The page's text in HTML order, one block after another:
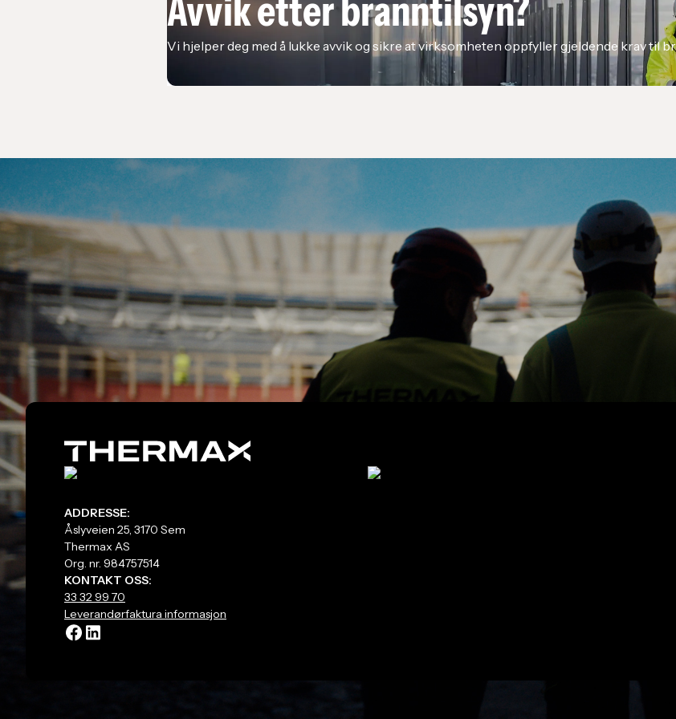
tilbudet sendes.
3. Tilbud og
Du mottar et
Etter signering
Hvorfor vi gjør
Hver ordre
leveringstider
signerer.
Avvik etter branntilsyn?
Vi hjelper deg med å lukke avvik og sikre at virksomheten oppfyller gjeldende krav til
ADDRESSE:
Åslyveien 25, 3170 Sem
Thermax AS
Org. nr. 984757514
KONTAKT OSS:
33 32 99 70
Leverandørfaktura informasjon